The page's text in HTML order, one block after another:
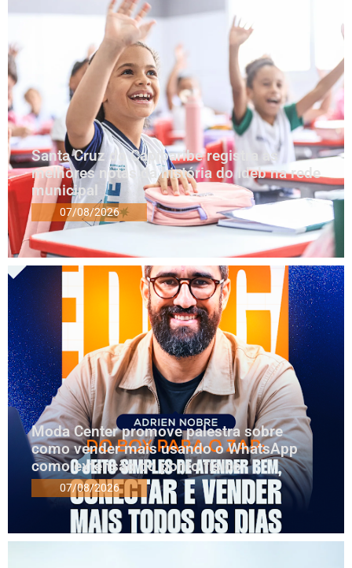
Santa Cruz do Capibaribe registra as
melhores notas da história do Ideb na rede
municipal
07/08/2026
Moda Center promove palestra sobre
como vender mais usando o WhatsApp
como extensão do ponto físico
07/08/2026